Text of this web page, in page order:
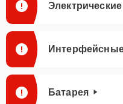
Батарея